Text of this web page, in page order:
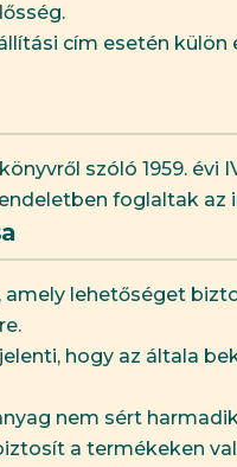
cím esetén
szóló 1959.
foglaltak az
lehetőséget
hogy az általa
nem sért
a termékeken